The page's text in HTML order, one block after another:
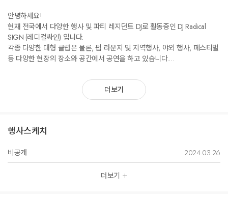
안녕하세요!
현재 전국에서 다양한 행사 및 파티 레지던트 DJ로 활동중인 DJ Radical
SIGN (레디컬싸인) 입니다.
각종 다양한 대형 클럽은 물론, 펍 라운지 및 지역행사, 야외 행사, 페스티벌
등 다양한 현장의 장소와 공간에서 공연을 하고 있습니다.
더보기
행사스케치
비공개 2024.03.26
더보기